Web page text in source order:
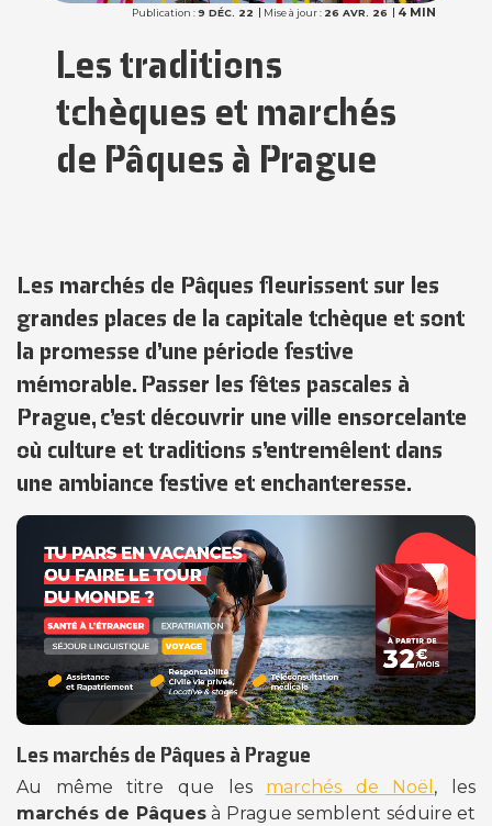
Publication :9 DÉC. 22 Mise à jour : 26 AVR. 26 4 MIN
Les traditions
tchèques et marchés
de Pâques à Prague
Les marchés de Pâques fleurissent sur les
grandes places de la capitale tchèque et sont
la promesse d’une période festive
mémorable. Passer les fêtes pascales à
Prague, c’est découvrir une ville ensorcelante
où culture et traditions s’entremêlent dans
une ambiance festive et enchanteresse.
Les marchés de Pâques à Prague
Au même titre que les marchés de Noël , les
marchés de Pâquesà Prague semblent séduire et